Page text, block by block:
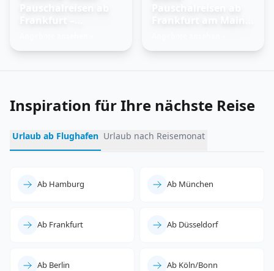
Inspiration für Ihre nächste Reise
Urlaub ab Flughafen Urlaub nach Reisemonat
Ab Hamburg Ab München
Ab Frankfurt Ab Düsseldorf
Ab Berlin Ab Köln/Bonn